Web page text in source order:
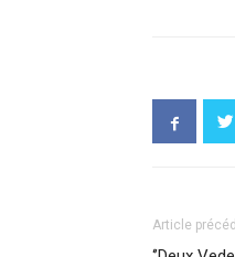
Article